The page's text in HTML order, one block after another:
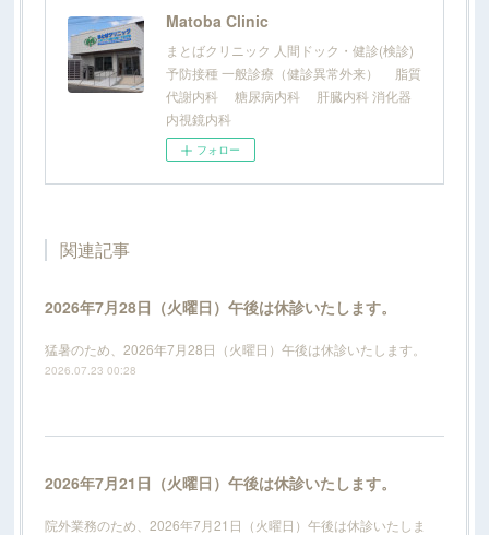
Matoba Clinic
まとばクリニック 人間ドック・健診(検診)
予防接種 一般診療（健診異常外来） 脂質
代謝内科 糖尿病内科 肝臓内科 消化器
内視鏡内科
フォロー
関連記事
2026年7月28日（火曜日）午後は休診いたします。
猛暑のため、2026年7月28日（火曜日）午後は休診いたします。
2026.07.23 00:28
2026年7月21日（火曜日）午後は休診いたします。
院外業務のため、2026年7月21日（火曜日）午後は休診いたしま